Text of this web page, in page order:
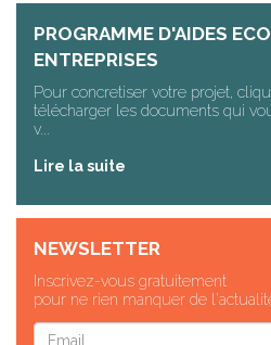
PROGRAMME D'AIDES
ENTREPRISES
Pour concretiser votre projet,
télécharger les documents qui
v...
Lire la suite
NEWSLETTER
Inscrivez-vous gratuitement
pour ne rien manquer de